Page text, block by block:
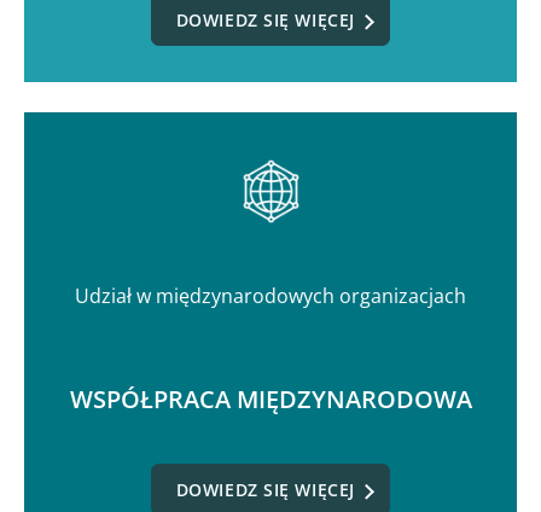
DOWIEDZ SIĘ WIĘCEJ
WSPÓŁPRACA MIĘDZYNARODOWA
Udział w międzynarodowych organizacjach
DOWIEDZ SIĘ WIĘCEJ